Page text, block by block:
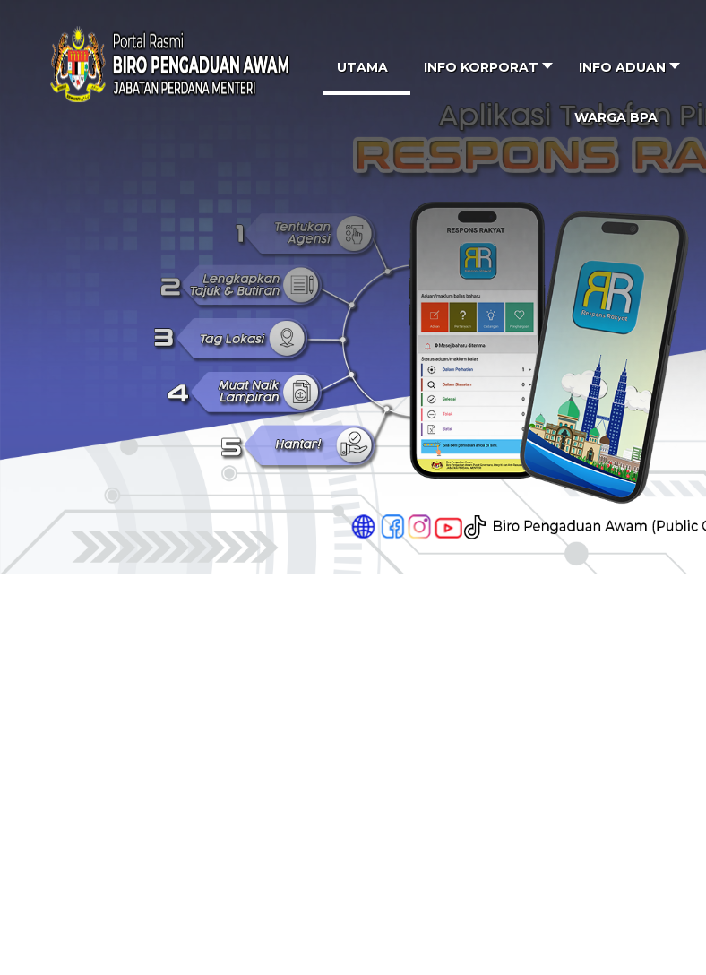
UTAMA INFO KORPORAT INFO ADUAN
WARGA BPA